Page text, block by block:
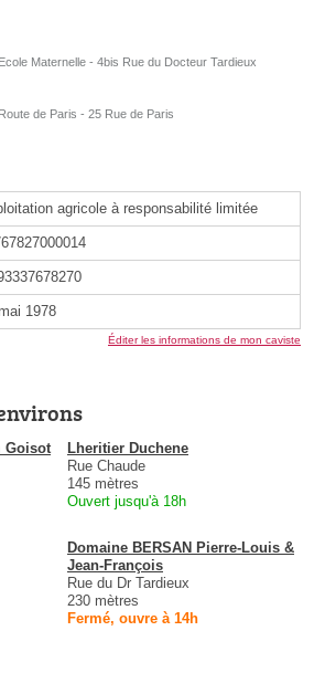
Maternelle - 4bis Rue du Docteur Tardieux
de Paris - 25 Rue de Paris
agricole à responsabilité limitée
1978
Éditer les informations de mon caviste
Goisot
Lheritier Duchene
Rue Chaude
145 mètres
Ouvert jusqu'à 18h
Domaine BERSAN Pierre-Louis &
Jean-François
Rue du Dr Tardieux
230 mètres
Fermé, ouvre à 14h